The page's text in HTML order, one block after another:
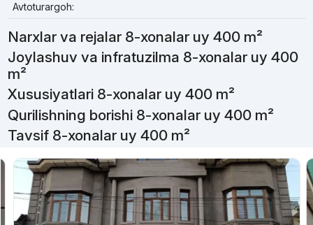
Avtoturargoh:
Narxlar va rejalar 8-xonalar uy 400 m²
Joylashuv va infratuzilma 8-xonalar uy 400
m²
Xususiyatlari 8-xonalar uy 400 m²
Qurilishning borishi 8-xonalar uy 400 m²
Tavsif 8-xonalar uy 400 m²